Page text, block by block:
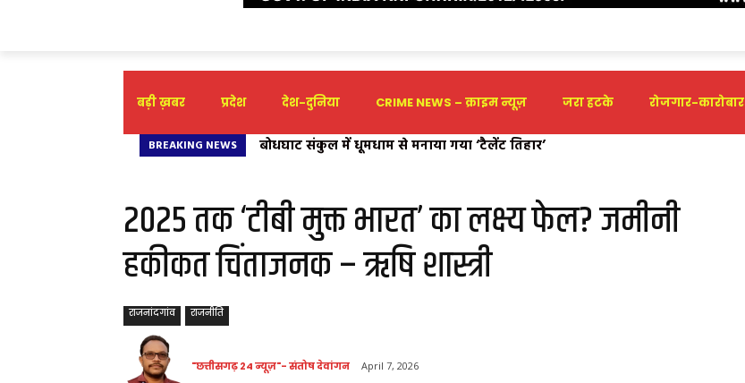
बड़ी ख़बर प्रदेश देश-दुनिया CRIME NEWS – क्राइम न्यूज़ जरा हटके रोजगार-कारोबार
BREAKING NEWS बोधघाट संकुल में धूमधाम से मनाया गया ‘टैलेंट तिहार’
पत्र सूचना कार्यालय रायपुर द्वारा 9 अगस्त- रविवार को मनेंद्रगढ़ में ‘वार्तालाप’ कार्यशाला
2025 तक ‘टीबी मुक्त भारत’ का लक्ष्य फेल? जमीनी
हकीकत चिंताजनक – ऋषि शास्त्री
राजनांदगांव राजनीति
"छत्तीसगढ़ 24 न्यूज़"- संतोष देवांगन April 7, 2026